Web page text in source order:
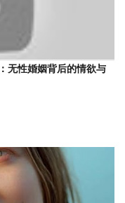
无性婚姻背后的情欲与